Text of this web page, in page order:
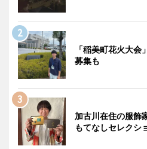
「稲美町花火大
募集も
加古川在住の服飾
もてなしセレクシ